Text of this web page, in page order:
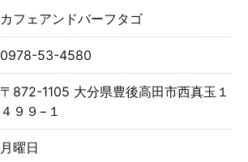
カフェアンドバーフタゴ
0978-53-4580
〒872-1105 大分県豊後高田市西真玉１
４９９−１
月曜日